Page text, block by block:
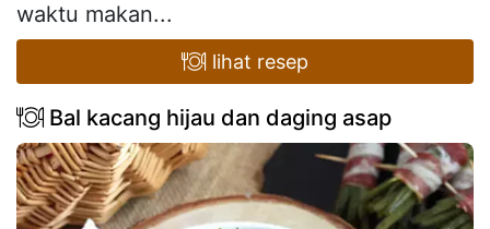
waktu makan...
lihat resep
Bal kacang hijau dan daging asap